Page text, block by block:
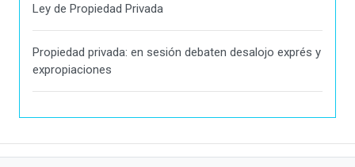
Ley de Propiedad Privada
Propiedad privada: en sesión debaten desalojo exprés y
expropiaciones